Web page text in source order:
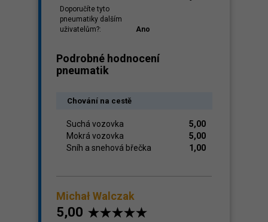
Doporučíte tyto
pneumatiky dalším
uživatelům?:
Ano
Podrobné hodnocení
pneumatik
Chování na cestě
Suchá vozovka
5,00
Mokrá vozovka
5,00
Sníh a snehová břečka
1,00
Michał Walczak
5,00